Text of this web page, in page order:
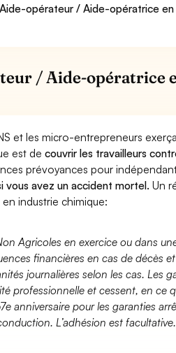
opérateur / Aide-opératrice
/ Aide-opératrice
et les micro-entrepreneurs
est decouvrir les travailleurs
prévoyances pour
vous avez un accident mortel. Un
industrie chimique:
Agricoles en exercice ou dans
financières en cas de décès et
journalières selon les cas. Les
professionnelle et cessent, en ce
anniversaire pour les garanties
L’adhésion est